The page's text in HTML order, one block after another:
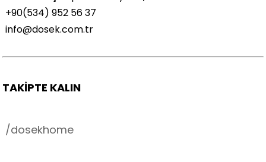
+90(534) 952 56 37
info@dosek.com.tr
TAKİPTE KALIN
/dosekhome